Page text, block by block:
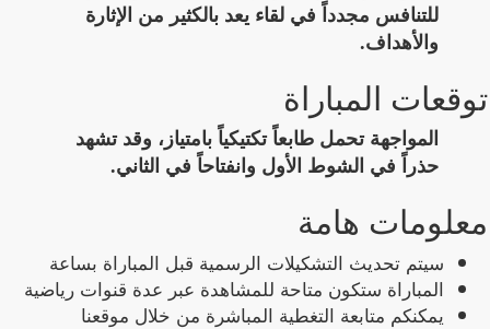
للتنافس مجدداً في لقاء يعد بالكثير من الإثارة
والأهداف.
توقعات المباراة
المواجهة تحمل طابعاً تكتيكياً بامتياز، وقد تشهد
حذراً في الشوط الأول وانفتاحاً في الثاني.
معلومات هامة
سيتم تحديث التشكيلات الرسمية قبل المباراة بساعة
المباراة ستكون متاحة للمشاهدة عبر عدة قنوات رياضية
يمكنكم متابعة التغطية المباشرة من خلال موقعنا